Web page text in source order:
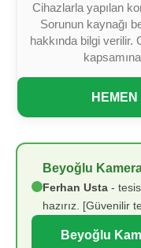
Cihazlarla yapılan
Sorunun kaynağı
hakkında bilgi verilir.
Beyoğlu
Ferhan Usta -
hazırız. [Güvenilir
Beyoğlu